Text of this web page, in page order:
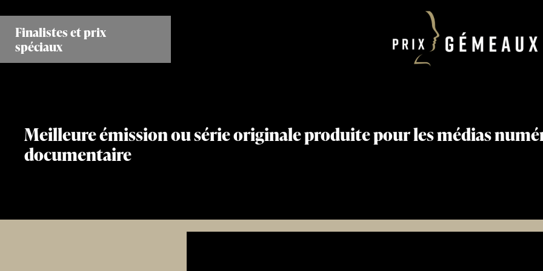
contenu
principal
Finalistes et prix
spéciaux
Meilleure émission ou série originale produite pour les médias
documentaire